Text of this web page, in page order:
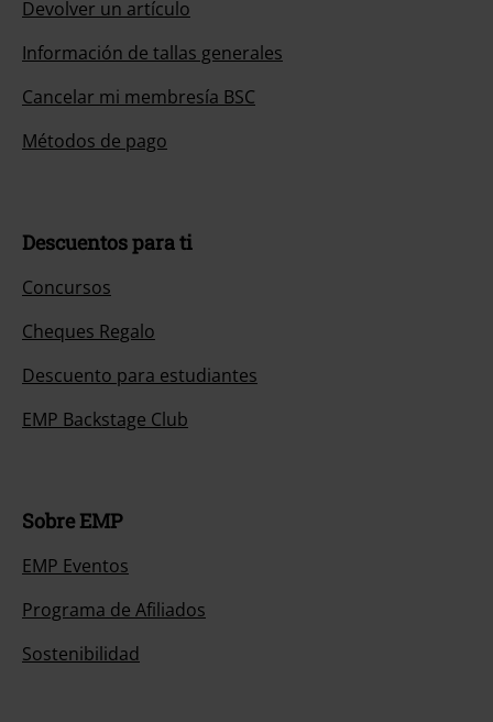
Devolver un artículo
Información de tallas generales
Cancelar mi membresía BSC
Métodos de pago
Descuentos para ti
Concursos
Cheques Regalo
Descuento para estudiantes
EMP Backstage Club
Sobre EMP
EMP Eventos
Programa de Afiliados
Sostenibilidad